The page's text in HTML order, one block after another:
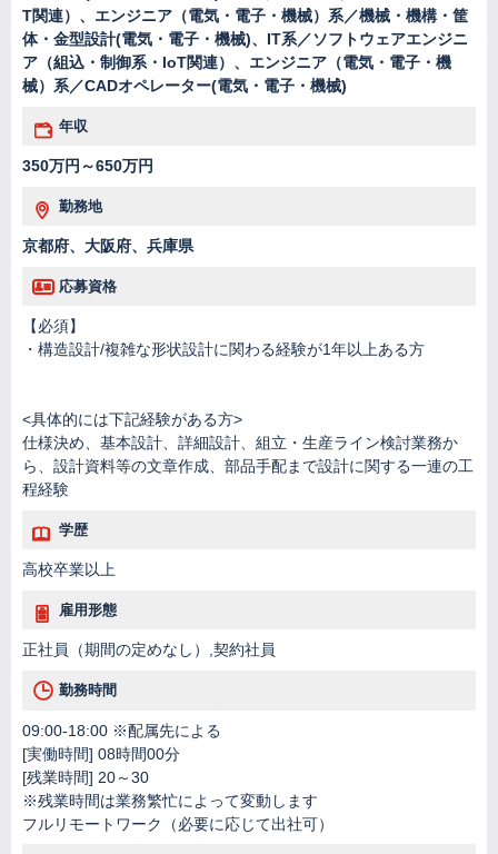
T関連）、エンジニア（電気・電子・機械）系／機械・機構・筐
体・金型設計(電気・電子・機械)、IT系／ソフトウェアエンジニ
ア（組込・制御系・IoT関連）、エンジニア（電気・電子・機
械）系／CADオペレーター(電気・電子・機械)
年収
350万円～650万円
勤務地
京都府、大阪府、兵庫県
応募資格
【必須】
・構造設計/複雑な形状設計に関わる経験が1年以上ある方
<具体的には下記経験がある方>
仕様決め、基本設計、詳細設計、組立・生産ライン検討業務か
ら、設計資料等の文章作成、部品手配まで設計に関する一連の工
程経験
学歴
高校卒業以上
雇用形態
正社員（期間の定めなし）,契約社員
勤務時間
09:00-18:00 ※配属先による
[実働時間] 08時間00分
[残業時間] 20～30
※残業時間は業務繁忙によって変動します
フルリモートワーク（必要に応じて出社可）